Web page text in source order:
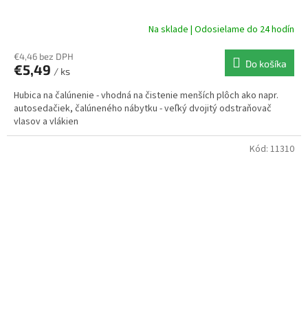
Na sklade | Odosielame do 24 hodín
€4,46 bez DPH
€5,49 / ks
Do košíka
Hubica na čalúnenie - vhodná na čistenie menších plôch ako napr.
autosedačiek, čalúneného nábytku - veľký dvojitý odstraňovač
vlasov a vlákien
Kód: 11310